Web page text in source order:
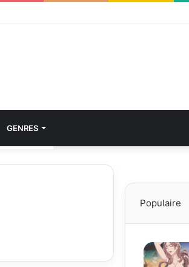
GENRES
Populaire